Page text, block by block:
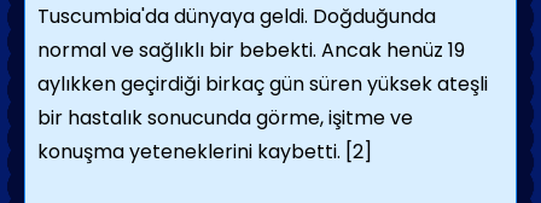
Tuscumbia'da dünyaya geldi. Doğduğunda
normal ve sağlıklı bir bebekti. Ancak henüz 19
aylıkken geçirdiği birkaç gün süren yüksek ateşli
bir hastalık sonucunda görme, işitme ve
konuşma yeteneklerini kaybetti. [2]